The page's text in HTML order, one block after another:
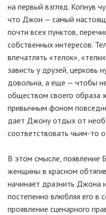
на первый взгляд. Копнув
что Джон — самый
почти всех пунктов,
собственных интересов.
впечатлять «телок»,
зависть у друзей,
довольна, а еще — чтобы
обществом своего образа
привычным фоном
дает Джону отдых от
соответствовать чьим-то
В этом смысле, появление
женщины в красном
начинает дразнить Джона
постепенно влюбляя его в
проявление сценарного